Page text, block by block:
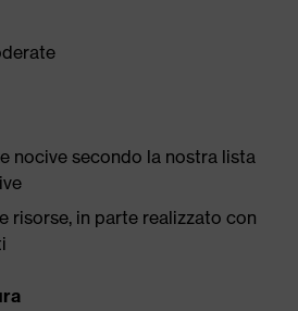
nocive secondo la nostra lista
risorse, in parte realizzato con